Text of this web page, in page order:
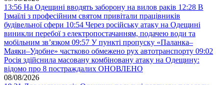
13:56 На Одещині вводять заборону на вилов раків 12:28 В
Ізмаїлі з професійним святом привітали працівників
будівельної сфери 10:54 Через російську атаку на Одещині
виникли перебої з електропостачанням, подачею води та
мобільним звʼязком 09:57 У пункті пропуску «Паланка–
Маяки–Удобне» частково обмежено рух автотранспорту 09:02
Росія здійснила масовану комбіновану атаку на Одещину:
відомо про 8 постраждалих ОНОВЛЕНО
08/08/2026